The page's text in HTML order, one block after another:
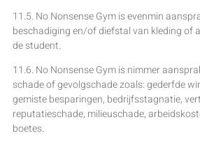
11.5. No Nonsense Gym is evenmin
beschadiging en/of diefstal van kleding of
de student.
11.6. No Nonsense Gym is nimmer
schade of gevolgschade zoals: gederfde
gemiste besparingen, bedrijfsstagnatie,
reputatieschade, milieuschade,
boetes.